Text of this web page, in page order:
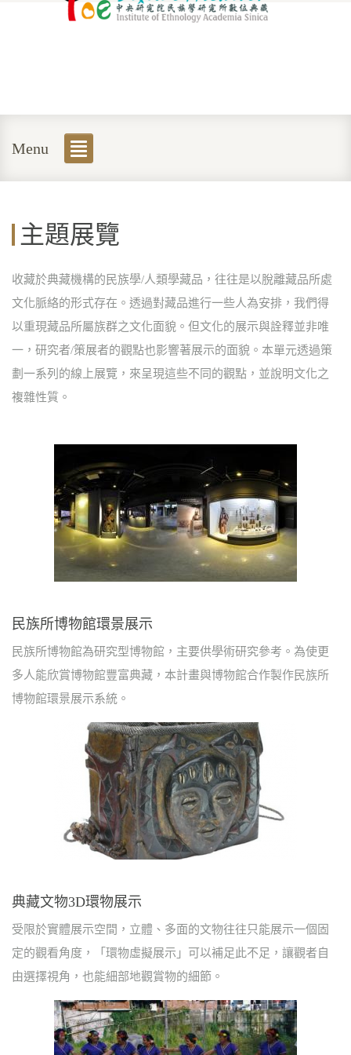
Menu
主題展覽
收藏於典藏機構的民族學/人類學藏品，往往是以脫離藏品所處
文化脈絡的形式存在。透過對藏品進行一些人為安排，我們得
以重現藏品所屬族群之文化面貌。但文化的展示與詮釋並非唯
一，研究者/策展者的觀點也影響著展示的面貌。本單元透過策
劃一系列的線上展覽，來呈現這些不同的觀點，並說明文化之
複雜性質。
民族所博物館環景展示
民族所博物館為研究型博物館，主要供學術研究參考。為使更
多人能欣賞博物館豐富典藏，本計畫與博物館合作製作民族所
博物館環景展示系統。
典藏文物3D環物展示
受限於實體展示空間，立體、多面的文物往往只能展示一個固
定的觀看角度，「環物虛擬展示」可以補足此不足，讓觀者自
由選擇視角，也能細部地觀賞物的細節。